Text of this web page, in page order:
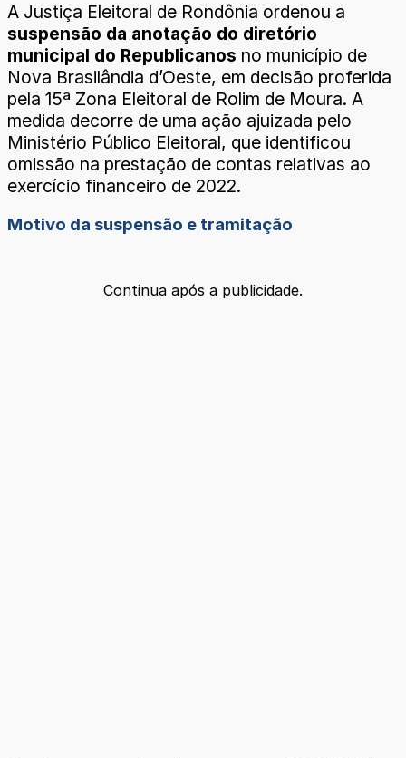
A Justiça Eleitoral de Rondônia ordenou a
suspensão da anotação do diretório
municipal do Republicanos no município de
Nova Brasilândia d’Oeste, em decisão proferida
pela 15ª Zona Eleitoral de Rolim de Moura. A
medida decorre de uma ação ajuizada pelo
Ministério Público Eleitoral, que identificou
omissão na prestação de contas relativas ao
exercício financeiro de 2022.
Motivo da suspensão e tramitação
Continua após a publicidade.